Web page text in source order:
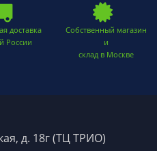
доставка
России
Собственный магазин
и
склад в Москве
д. 18г (ТЦ ТРИО)